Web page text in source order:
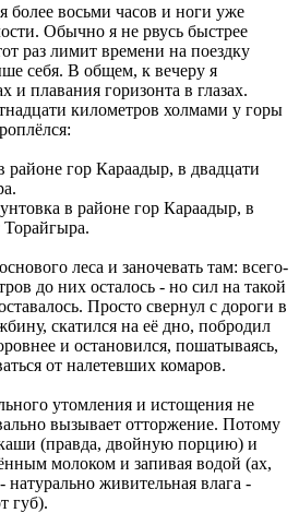
более восьми часов и ноги уже
Обычно я не рвусь быстрее
раз лимит времени на поездку
себя. В общем, к вечеру я
и плавания горизонта в глазах.
километров холмами у горы
в районе гор Караадыр, в
Торайгыра.
леса и заночевать там: всего-
до них осталось - но сил на такой
Просто свернул с дороги в
скатился на её дно, побродил
и остановился, пошатываясь,
от налетевших комаров.
утомления и истощения не
вызывает отторжение. Потому
(правда, двойную порцию) и
молоком и запивая водой (ах,
натурально живительная влага -
губ).